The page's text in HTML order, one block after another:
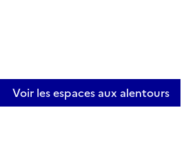
Voir les espaces aux alentours